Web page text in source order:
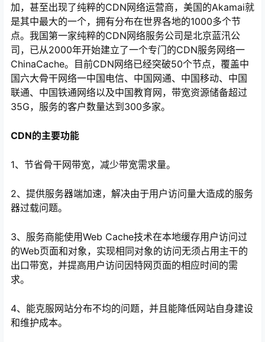
加，甚至出现了纯粹的CDN网络运营商，美国的Akamai就
是其中最大的一个，拥有分布在世界各地的1000多个节
点。我国第一家纯粹的CDN网络服务公司是北京蓝汛公
司，已从2000年开始建立了一个专门的CDN服务网络一
ChinaCache。目前CDN网络已经突破50个节点，覆盖中
国六大骨干网络一中国电信、中国网通、中国移动、中国
联通、中国铁通网络以及中国教育网，带宽资源储备超过
35G，服务的客户数量达到300多家。
CDN的主要功能
1、节省骨干网带宽，减少带宽需求量。
2、提供服务器端加速，解决由于用户访问量大造成的服务
器过载问题。
3、服务商能使用Web Cache技术在本地缓存用户访问过
的Web页面和对象，实现相同对象的访问无须占用主干的
出口带宽，并提高用户访问因特网页面的相应时间的需
求。
4、能克服网站分布不均的问题，并且能降低网站自身建设
和维护成本。